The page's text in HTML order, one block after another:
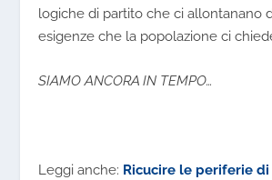
logiche di partito che ci allontanano
esigenze che la popolazione ci
SIAMO ANCORA IN TEMPO…
Leggi anche: Ricucire le periferie